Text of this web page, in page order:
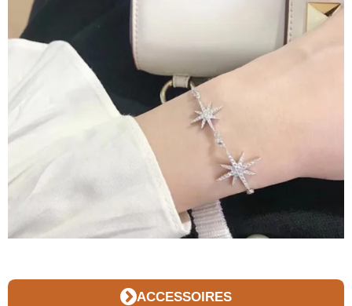
ACCESSOIRES